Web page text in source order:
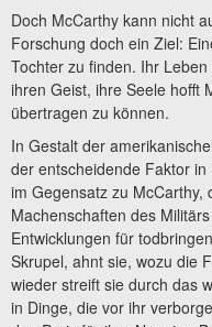
Doch McCarthy kann nicht
Forschung doch ein Ziel:
Tochter zu finden. Ihr
ihren Geist, ihre Seele hofft
übertragen zu können.
In Gestalt der
der entscheidende Faktor
im Gegensatz zu McCarthy,
Machenschaften des
Entwicklungen für
Skrupel, ahnt sie, wozu die
wieder streift sie durch das
in Dinge, die vor ihr